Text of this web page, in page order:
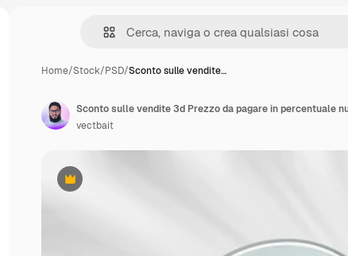
Home/Stock/PSD/Sconto sulle vendite…
Premium
vectbait